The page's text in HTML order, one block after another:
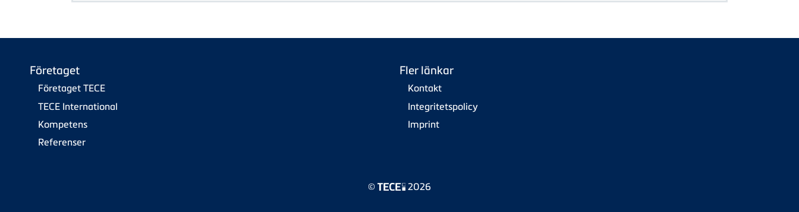
Företaget
Företaget TECE
TECE International
Kompetens
Referenser
Fler länkar
Kontakt
Integritetspolicy
Imprint
© 2026